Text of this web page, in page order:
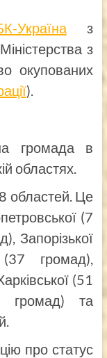
Україназ
з
окупованих
).
громада в
областях.
областей. Це
(7
Запорізької
громад),
(51
громад) та
про статус